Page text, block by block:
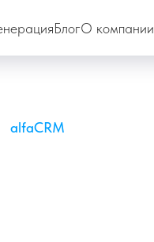
БлогО компании
alfaCRM